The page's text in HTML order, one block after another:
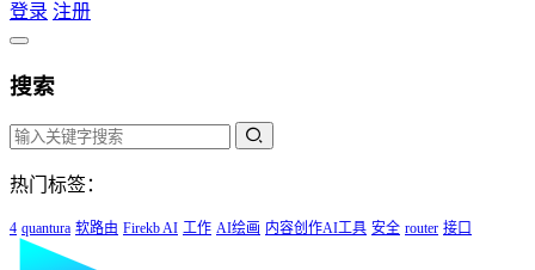
登录 注册
搜索
热门标签：
4 quantura 软路由 Firekb AI 工作 AI绘画 内容创作AI工具 安全 router 接口